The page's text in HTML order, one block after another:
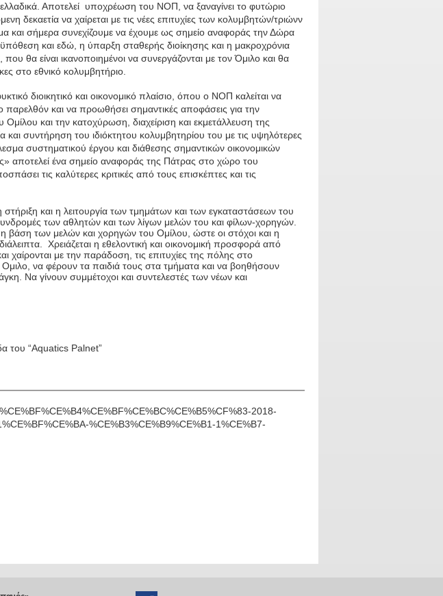
Αποτελεί υποχρέωση του ΝΟΠ, να ξαναγίνει το φυτώριο
δεκαετία να χαίρεται με τις νέες επιτυχίες των κολυμβητών/τριώνν
και σήμερα συνεχίζουμε να έχουμε ως σημείο αναφοράς την Δώρα
και εδώ, η ύπαρξη σταθερής διοίκησης και η μακροχρόνια
θα είναι ικανοποιημένοι να συνεργάζονται με τον Όμιλο και θα
στο εθνικό κολυμβητήριο.
διοικητικό και οικονομικό πλαίσιο, όπου ο ΝΟΠ καλείται να
παρελθόν και να προωθήσει σημαντικές αποφάσεις για την
και την κατοχύρωση, διαχείριση και εκμετάλλευση της
και συντήρηση του ιδιόκτητου κολυμβητηρίου του με τις υψηλότερες
συστηματικού έργου και διάθεσης σημαντικών οικονομικών
ένα σημείο αναφοράς της Πάτρας στο χώρο του
τις καλύτερες κριτικές από τους επισκέπτες και τις
και η λειτουργία των τμημάτων και των εγκαταστάσεων του
των αθλητών και των λίγων μελών του και φίλων-χορηγών.
βάση των μελών και χορηγών του Ομίλου, ώστε οι στόχοι και η
Χρειάζεται η εθελοντική και οικονομική προσφορά από
με την παράδοση, τις επιτυχίες της πόλης στο
να φέρουν τα παιδιά τους στα τμήματα και να βοηθήσουν
Να γίνουν συμμέτοχοι και συντελεστές των νέων και
του “Aquatics Palnet”
2018-
%CE%B3%CE%B9%CE%B1-1%CE%B7-